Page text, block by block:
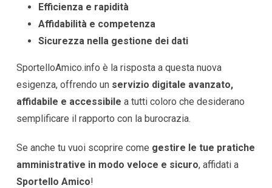
Efficienza e rapidità
Affidabilità e competenza
Sicurezza nella gestione dei dati
SportelloAmico.info è la risposta a questa nuova
esigenza, offrendo un servizio digitale avanzato,
affidabile e accessibile a tutti coloro che desiderano
semplificare il rapporto con la burocrazia.
Se anche tu vuoi scoprire come gestire le tue pratiche
amministrative in modo veloce e sicuro, affidati a
Sportello Amico!